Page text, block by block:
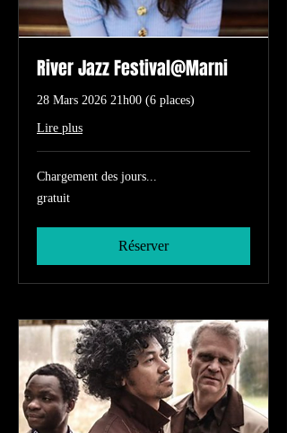
River Jazz Festival@Marni
28 Mars 2026 21h00 (6 places)
Lire plus
Chargement des jours...
gratuit
gratuit
Réserver